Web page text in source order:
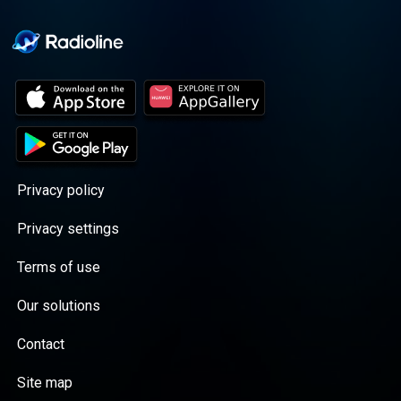
Privacy policy
Privacy settings
Terms of use
Our solutions
Contact
Site map